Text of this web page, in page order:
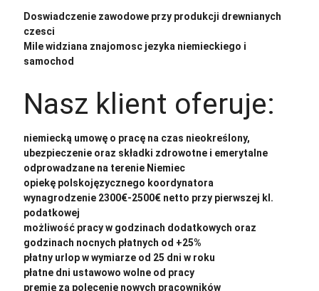
Doswiadczenie zawodowe przy produkcji drewnianych
czesci
Mile widziana znajomosc jezyka niemieckiego i
samochod
Nasz klient oferuje:
niemiecką umowę o pracę na czas nieokreślony,
ubezpieczenie oraz składki zdrowotne i emerytalne
odprowadzane na terenie Niemiec
opiekę polskojęzycznego koordynatora
wynagrodzenie 2300€-2500€ netto przy pierwszej kl.
podatkowej
możliwość pracy w godzinach dodatkowych oraz
godzinach nocnych płatnych od +25%
płatny urlop w wymiarze od 25 dni w roku
płatne dni ustawowo wolne od pracy
premię za polecenie nowych pracowników